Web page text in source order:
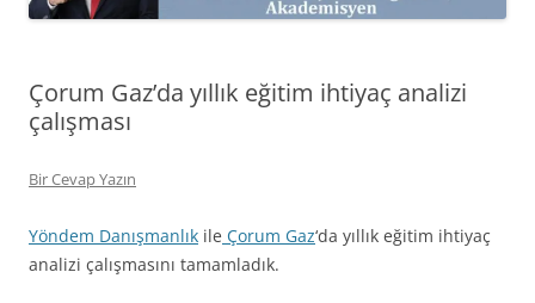
Çorum Gaz’da yıllık eğitim ihtiyaç analizi
çalışması
Bir Cevap Yazın
Yöndem Danışmanlık ile Çorum Gaz‘da yıllık eğitim ihtiyaç
analizi çalışmasını tamamladık.